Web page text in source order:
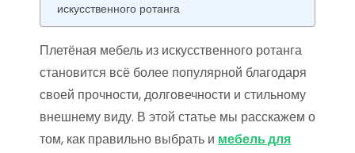
искусственного ротанга
Плетёная мебель из искусственного ротанга
становится всё более популярной благодаря
своей прочности, долговечности и стильному
внешнему виду. В этой статье мы расскажем о
том, как правильно выбрать и мебель для